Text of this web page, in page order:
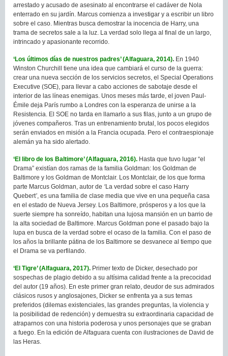
arrestado y acusado de asesinato al encontrarse el cadáver de Nola
enterrado en su jardín. Marcus comienza a investigar y a escribir un libro
sobre el caso. Mientras busca demostrar la inocencia de Harry, una
trama de secretos sale a la luz. La verdad solo llega al final de un largo,
intrincado y apasionante recorrido.
‘Los últimos días de nuestros padres’ (Alfaguara, 2014). En 1940
Winston Churchill tiene una idea que cambiará el curso de la guerra:
crear una nueva sección de los servicios secretos, el Special Operations
Executive (SOE), para llevar a cabo acciones de sabotaje desde el
interior de las líneas enemigas. Unos meses más tarde, el joven Paul-
Émile deja París rumbo a Londres con la esperanza de unirse a la
Resistencia. El SOE no tarda en llamarlo a sus filas, junto a un grupo de
jóvenes compañeros. Tras un entrenamiento brutal, los pocos elegidos
serán enviados en misión a la Francia ocupada. Pero el contraespionaje
alemán ya ha sido alertado.
‘El libro de los Baltimore’ (Alfaguara, 2016). Hasta que tuvo lugar “el
Drama” existían dos ramas de la familia Goldman: los Goldman de
Baltimore y los Goldman de Montclair. Los Montclair, de los que forma
parte Marcus Goldman, autor de ‘La verdad sobre el caso Harry
Quebert’, es una familia de clase media que vive en una pequeña casa
en el estado de Nueva Jersey. Los Baltimore, prósperos y a los que la
suerte siempre ha sonreído, habitan una lujosa mansión en un barrio de
la alta sociedad de Baltimore. Marcus Goldman pone el pasado bajo la
lupa en busca de la verdad sobre el ocaso de la familia. Con el paso de
los años la brillante pátina de los Baltimore se desvanece al tiempo que
el Drama se va perfilando.
‘El Tigre’ (Alfaguara, 2017). Primer texto de Dicker, desechado por
sospechas de plagio debido a su altísima calidad frente a la precocidad
del autor (19 años). En este primer gran relato, deudor de sus admirados
clásicos rusos y anglosajones, Dicker se enfrenta ya a sus temas
preferidos (dilemas existenciales, las grandes preguntas, la violencia y
la posibilidad de redención) y demuestra su extraordinaria capacidad de
atraparnos con una historia poderosa y unos personajes que se graban
a fuego. En la edición de Alfaguara cuenta con ilustraciones de David de
las Heras.